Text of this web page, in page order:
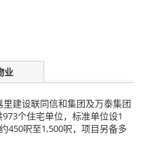
业
建设联同信和集团及万泰集团
个住宅单位，标准单位设1
450呎至1,500呎，项目另备多